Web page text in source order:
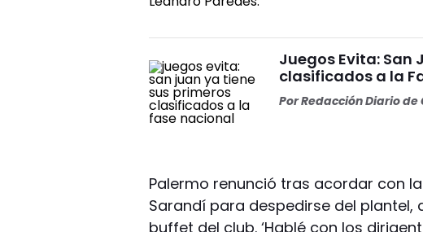
Juegos Evita: San
clasificados a la
PorRedacción Diario de
Palermo renunció tras acordar con
Sarandí para despedirse del plantel,
buffet del club. ‘Hablé con los